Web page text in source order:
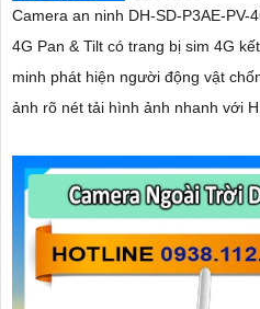
Camera an ninh DH-SD-P3AE-PV-
4G Pan & Tilt có trang bị sim 4G
minh phát hiện người động vật
ảnh rõ nét tải hình ảnh nhanh với